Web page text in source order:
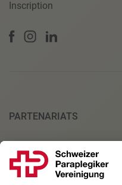
Inscription
PARTENARIATS